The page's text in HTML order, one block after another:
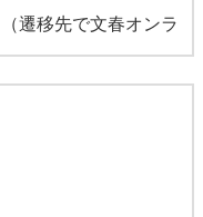
（遷移先で文春オンラ